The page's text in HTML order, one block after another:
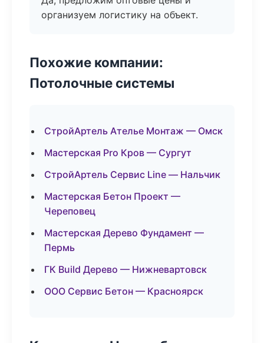
организуем логистику на объект.
Похожие компании:
Потолочные системы
СтройАртель Ателье Монтаж — Омск
Мастерская Pro Кров — Сургут
СтройАртель Сервис Line — Нальчик
Мастерская Бетон Проект —
Череповец
Мастерская Дерево Фундамент —
Пермь
ГК Build Дерево — Нижневартовск
ООО Сервис Бетон — Красноярск